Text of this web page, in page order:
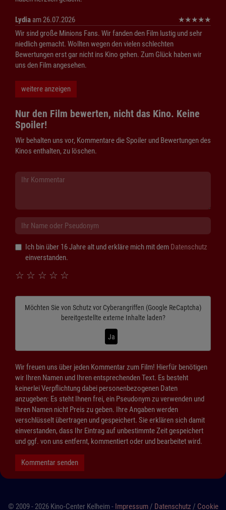
Lydia am 26.07.2026 ★★★★★
Wir sind große Minions Fans. Wir fanden den Film lustig und sehr
niedlich gemacht. Wollten wegen den vielen schlechten
Bewertungen erst gar nicht ins Kino gehen. Zum Glück haben wir
uns den Film angesehen.
weitere anzeigen
Nur den Film bewerten, nicht das Kino. Keine
Spoiler!
Wir behalten uns vor, Kommentare die Spoiler und Bewertungen des
Kinos enthalten, zu löschen.
Ich bin über 16 Jahre alt und erkläre mich mit dem Datenschutz
einverstanden.
☆
☆
☆
☆
☆
Möchten Sie von Schutz vor Cyberangriffen (Google ReCaptcha)
bereitgestellte externe Inhalte laden?
Ja
Wir freuen uns über jeden Kommentar zum Film! Hierfür benötigen
wir Ihren Namen und Ihren entsprechenden Text. Es besteht
keinerlei Verpflichtung dabei personenbezogenen Daten
anzugeben: Es steht Ihnen frei, ein Pseudonym zu verwenden und
Ihren Namen nicht Preis zu geben. Ihre Angaben werden
verschlüsselt übertragen und gespeichert. Sie erklären sich damit
einverstanden, dass Ihr Eintrag auf unbestimmte Zeit gespeichert
und ggf. von uns entfernt, kommentiert oder und bearbeitet wird.
Kommentar senden
© 2009 - 2026 Kino-Center Kelheim - Impressum/ Datenschutz / Cookie